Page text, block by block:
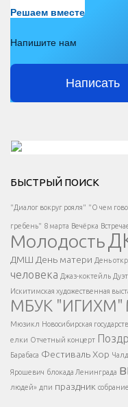
Решаем вместе
Напишите нам
Написать
Есть вопрос?
Напишите нам
</span >
Написать
</button >
</div >
БЫСТРЫЙ ПОИСК
"Диалог вокруг рояля" "О чем
гребень" 8 марта Вечёрка
Молодость
ДМШ День матери День
человека Джаз-коктейль
Искитимская художественная
МБУК "ИГИХМ"
Мюзикл Новосибирская
елки Отчетный концерт
Барабаса Фестиваль Хор
Ярошевич блокада Ленинграда
людей» дпи праздник